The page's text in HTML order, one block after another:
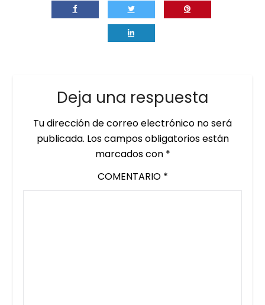
Deja una respuesta
Tu dirección de correo electrónico no será
publicada. Los campos obligatorios están
marcados con *
COMENTARIO *